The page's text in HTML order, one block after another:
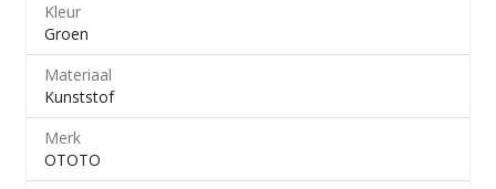
Kleur
Groen
Materiaal
Kunststof
Merk
OTOTO